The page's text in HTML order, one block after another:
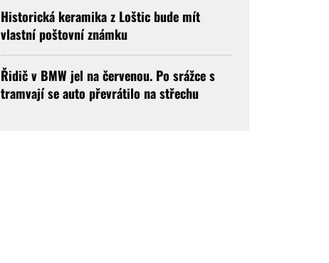
Historická keramika z Loštic bude mít
vlastní poštovní známku
Řidič v BMW jel na červenou. Po srážce s
tramvají se auto převrátilo na střechu